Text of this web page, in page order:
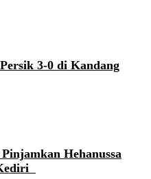
3-0 di Kandang
Hehanussa